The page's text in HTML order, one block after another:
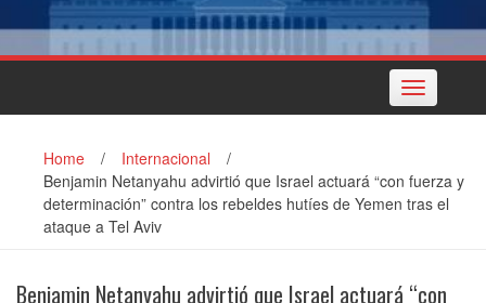
Toggle
navigation
Home / Internacional
/
Benjamin Netanyahu advirtió que Israel actuará “con fuerza y
determinación” contra los rebeldes hutíes de Yemen tras el
ataque a Tel Aviv
Benjamin Netanyahu advirtió que Israel actuará “con